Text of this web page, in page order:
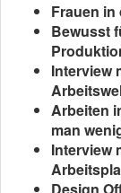
Frauen
Bewusst
Interview
Arbeiten
man
Interview